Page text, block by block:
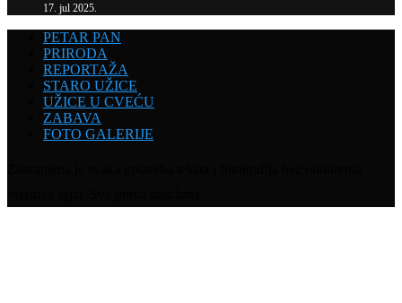
17. jul 2025.
PETAR PAN
PRIRODA
REPORTAŽA
STARO UŽICE
UŽICE U CVEĆU
ZABAVA
FOTO GALERIJE